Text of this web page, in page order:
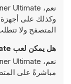
وكذلك على
المتصفح ولا
هل يمكن لعب Wall Runner Ultimate مجانًا؟
مباشرةً على